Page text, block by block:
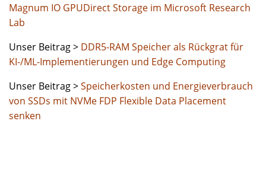
Magnum IO GPUDirect Storage im Microsoft Research
Lab
Unser Beitrag > DDR5-RAM Speicher als Rückgrat für
KI-/ML-Implementierungen und Edge Computing
Unser Beitrag >Speicherkosten und Energieverbrauch
von SSDs mit NVMe FDP Flexible Data Placement
senken